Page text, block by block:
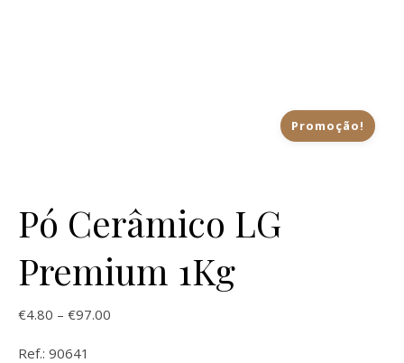
Promoção!
Pó Cerâmico LG
Premium 1Kg
€4.80 – €97.00
Ref.: 90641